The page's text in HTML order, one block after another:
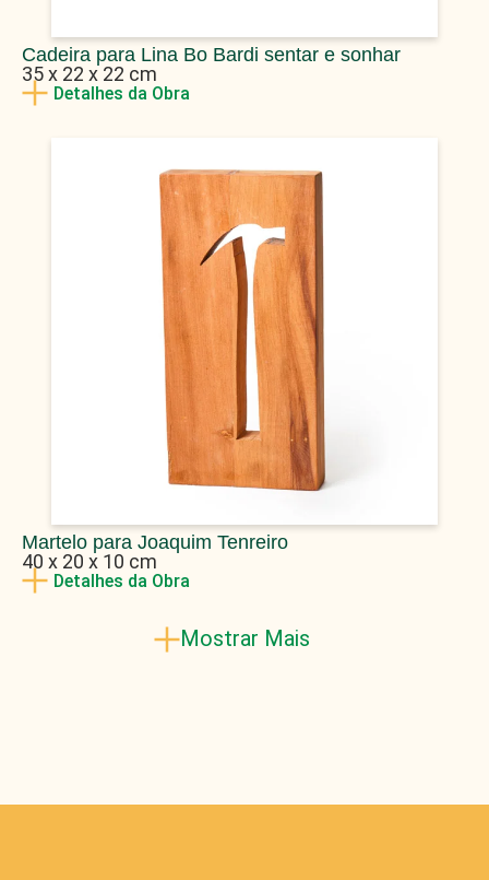
Cadeira para Lina Bo Bardi sentar e sonhar
35 x 22 x 22 cm
Detalhes da Obra
Martelo para Joaquim Tenreiro
40 x 20 x 10 cm
Detalhes da Obra
Mostrar Mais